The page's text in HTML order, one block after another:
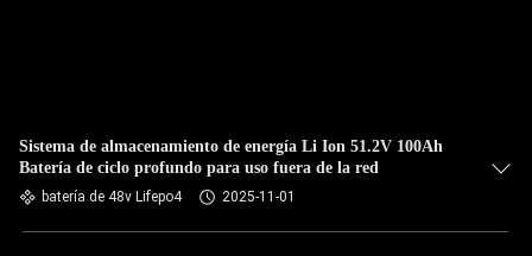
Sistema de almacenamiento de energía Li Ion 51.2V 100Ah
Batería de ciclo profundo para uso fuera de la red
batería de 48v Lifepo4 2025-11-01